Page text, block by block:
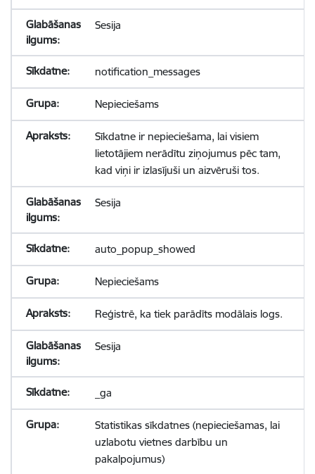
Sesija
notification_messages
Nepieciešams
Sīkdatne ir nepieciešama, lai visiem
lietotājiem nerādītu ziņojumus pēc tam,
kad viņi ir izlasījuši un aizvēruši tos.
Sesija
auto_popup_showed
Nepieciešams
Reģistrē, ka tiek parādīts modālais logs.
Sesija
_ga
Statistikas sīkdatnes (nepieciešamas, lai
uzlabotu vietnes darbību un
pakalpojumus)